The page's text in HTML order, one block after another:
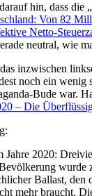
hin, dass die
Von 82
Netto-
neutral, wie
inzwischen
noch ein wenig
Bude war.
– Die
Jahre 2020:
wurde
Ballast, den
mehr braucht.